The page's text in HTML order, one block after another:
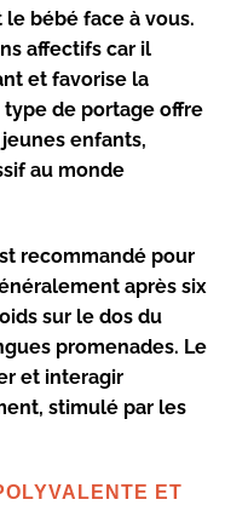
bébé face à vous.
affectifs car il
et favorise la
de portage offre
enfants,
au monde
recommandé pour
après six
sur le dos du
promenades. Le
et interagir
stimulé par les
ET